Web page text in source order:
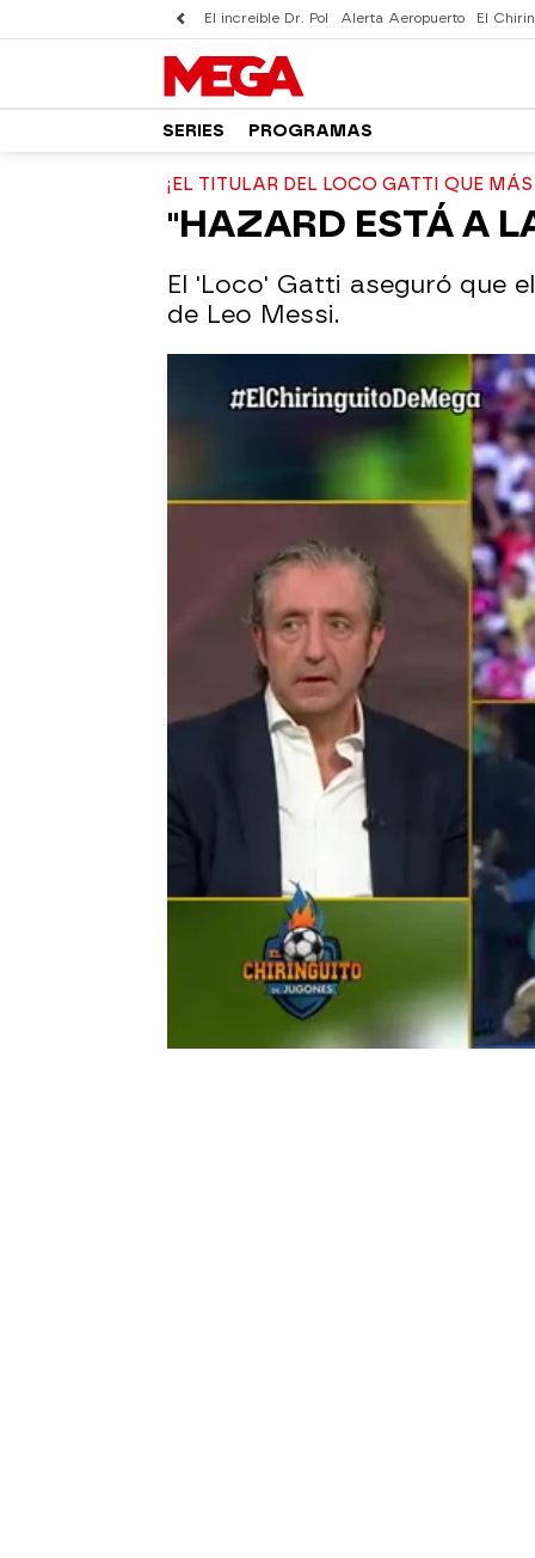
El increíble Dr. Pol Alerta Aeropuerto El
SERIES PROGRAMAS
¡EL TITULAR DEL LOCO GATTI QUE
"HAZARD ESTÁ A
El 'Loco' Gatti aseguró que
de Leo Messi.
El Chiringuito
Madrid
05 de junio de 2020, 02:47
gatti Messi Hazard